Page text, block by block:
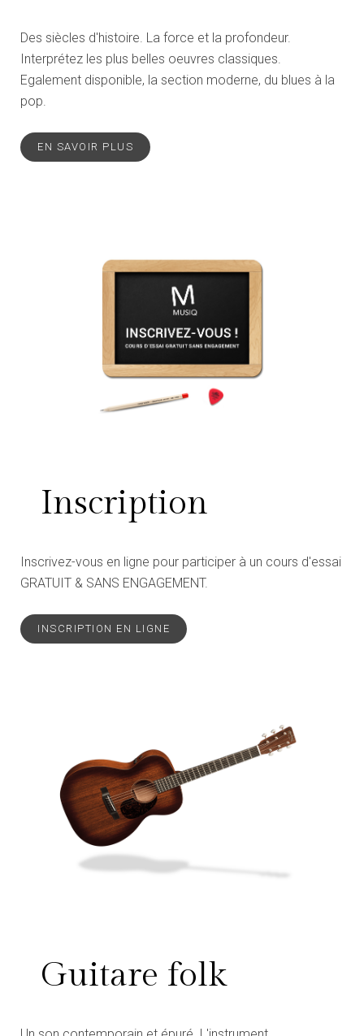
Des siècles d'histoire. La force et la profondeur.
Interprétez les plus belles oeuvres classiques.
Egalement disponible, la section moderne, du blues à la
pop.
EN SAVOIR PLUS
Inscription
Inscrivez-vous en ligne pour participer à un cours d'essai
GRATUIT & SANS ENGAGEMENT.
INSCRIPTION EN LIGNE
Guitare folk